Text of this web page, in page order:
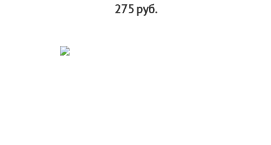
275руб.